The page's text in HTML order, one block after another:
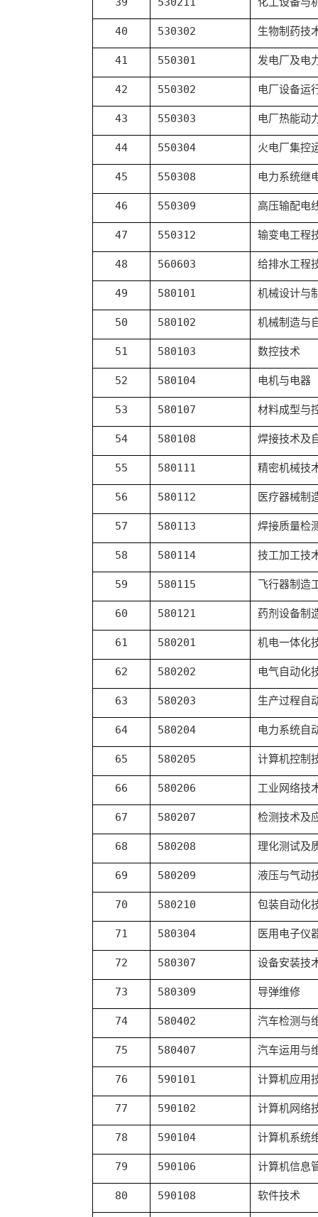
40 530302 生物制药技
41 550301 发电厂及电
42 550302 电厂设备运
43 550303 电厂热能动
44 550304 火电厂集控
45 550308 电力系统继
46 550309 高压输配电
47 550312 输变电工程
48 560603 给排水工程
49 580101 机械设计与
50 580102 机械制造与
51 580103 数控技术
52 580104 电机与电器
53 580107 材料成型与
54 580108 焊接技术及
55 580111 精密机械技
56 580112 医疗器械制
57 580113 焊接质量检
58 580114 技工加工技
59 580115 飞行器制造
60 580121 药剂设备制
61 580201 机电一体化
62 580202 电气自动化
63 580203 生产过程自
64 580204 电力系统自
65 580205 计算机控制
66 580206 工业网络技
67 580207 检测技术及
68 580208 理化测试及
69 580209 液压与气动
70 580210 包装自动化
71 580304 医用电子仪
72 580307 设备安装技
73 580309 导弹维修
74 580402 汽车检测与
75 580407 汽车运用与
76 590101 计算机应用
77 590102 计算机网络
78 590104 计算机系统
79 590106 计算机信息
80 590108 软件技术